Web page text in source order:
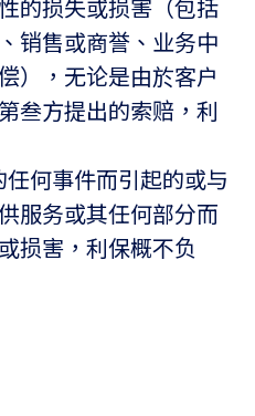
的损失或损害（包括
销售或商誉、业务中
），无论是由於客户
叁方提出的索赔，利
何事件而引起的或与
服务或其任何部分而
损害，利保概不负